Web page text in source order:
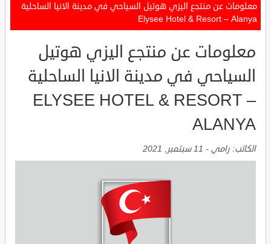
معلومات عن منتجع اليزي هوتيل السياحي في مدينة الانيا الساحلية
Elysee Hotel & Resort – Alanya
معلومات عن منتجع اليزي هوتيل
السياحي في مدينة الانيا الساحلية
ELYSEE HOTEL & RESORT –
ALANYA
الكاتب: رامي - 11 سبتمبر, 2021